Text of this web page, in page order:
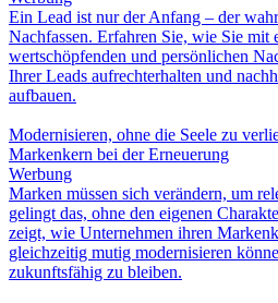
Ein Lead ist nur der Anfang – der
Nachfassen. Erfahren Sie, wie Sie mit
wertschöpfenden und persönlichen
Ihrer Leads aufrechterhalten und
aufbauen.
Modernisieren, ohne die Seele zu
Markenkern bei der Erneuerung
Werbung
Marken müssen sich verändern, um
gelingt das, ohne den eigenen
zeigt, wie Unternehmen ihren
gleichzeitig mutig modernisieren
zukunftsfähig zu bleiben.